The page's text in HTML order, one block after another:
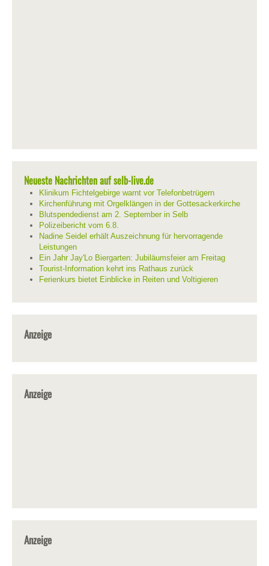
Neueste Nachrichten auf selb-live.de
Klinikum Fichtelgebirge warnt vor Telefonbetrügern
Kirchenführung mit Orgelklängen in der Gottesackerkirche
Blutspendedienst am 2. September in Selb
Polizeibericht vom 6.8.
Nadine Seidel erhält Auszeichnung für hervorragende
Leistungen
Ein Jahr Jay'Lo Biergarten: Jubiläumsfeier am Freitag
Tourist-Information kehrt ins Rathaus zurück
Ferienkurs bietet Einblicke in Reiten und Voltigieren
Anzeige
Anzeige
Anzeige